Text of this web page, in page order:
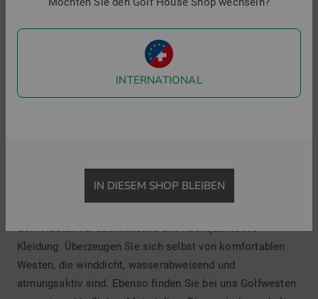
erst gar nicht entstehen können.
Golf Weste für Herren für die Übergangszeit
Durchstöbern Sie unseren Onlineshop von Golf House
unverzichtbaren Kleidungsstück. Sie sind modisch,
Golf Westen für authentische und hochqualitative
Kleidung. Überzeugen Sie sich selbst von komfortablen
Westen, die winddicht, wasserabweisend und
atmungsaktiv sind. Ebenso finden Sie bei uns Golfwesten
INTERNATIONAL
IN DIESEM SHOP BLEIBEN